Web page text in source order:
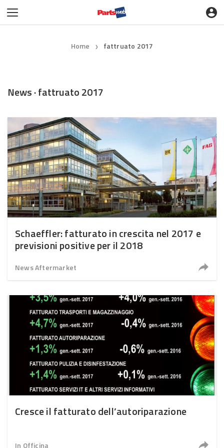
Home ❯ fattruato 2017
News · fattruato 2017
Schaeffler: fatturato in crescita nel 2017 e
previsioni positive per il 2018
News Aftermarket
Cresce il fatturato dell’autoriparazione
In Officina